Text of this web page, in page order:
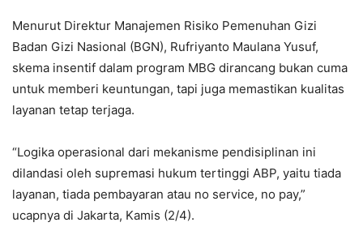
Menurut Direktur Manajemen Risiko Pemenuhan Gizi
Badan Gizi Nasional (BGN), Rufriyanto Maulana Yusuf,
skema insentif dalam program MBG dirancang bukan cuma
untuk memberi keuntungan, tapi juga memastikan kualitas
layanan tetap terjaga.
“Logika operasional dari mekanisme pendisiplinan ini
dilandasi oleh supremasi hukum tertinggi ABP, yaitu tiada
layanan, tiada pembayaran atau no service, no pay,”
ucapnya di Jakarta, Kamis (2/4).